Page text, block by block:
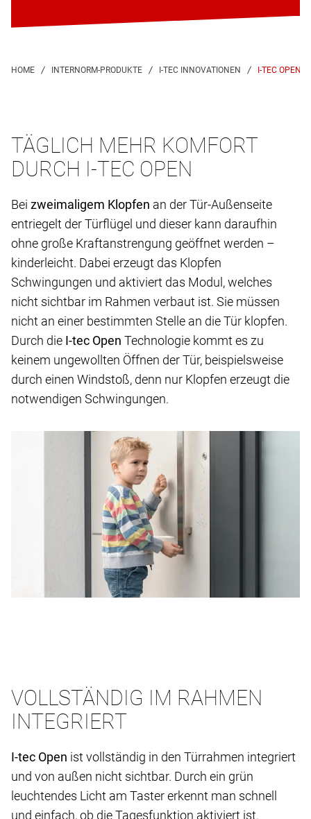
I-TEC OPEN
TÄGLICH MEHR KOMFORT
DURCH I-TEC OPEN
Bei zweimaligem Klopfen an der Tür-Außenseite
entriegelt der Türflügel und dieser kann daraufhin
ohne große Kraftanstrengung geöffnet werden –
kinderleicht. Dabei erzeugt das Klopfen
Schwingungen und aktiviert das Modul, welches
nicht sichtbar im Rahmen verbaut ist. Sie müssen
nicht an einer bestimmten Stelle an die Tür klopfen.
Durch die I-tec Open Technologie kommt es zu
keinem ungewollten Öffnen der Tür, beispielsweise
durch einen Windstoß, denn nur Klopfen erzeugt die
notwendigen Schwingungen.
VOLLSTÄNDIG IM RAHMEN
INTEGRIERT
I-tec Open ist vollständig in den Türrahmen integriert
und von außen nicht sichtbar. Durch ein grün
leuchtendes Licht am Taster erkennt man schnell
und einfach, ob die Tagesfunktion aktiviert ist.